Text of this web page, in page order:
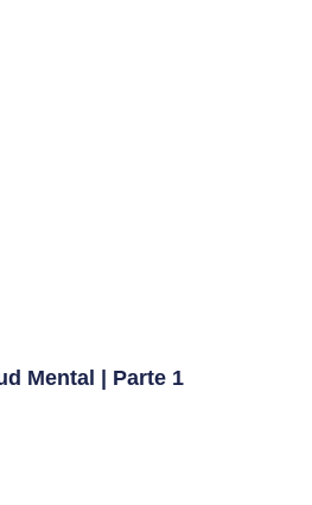
Mental | Parte 1